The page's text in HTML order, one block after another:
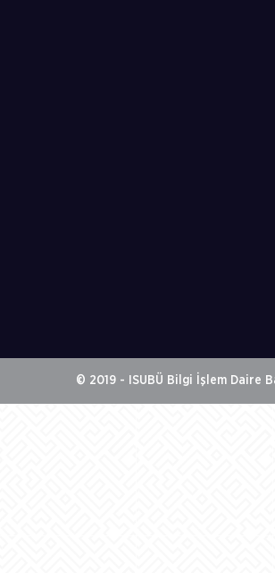
© 2019 - ISUBÜ Bilgi İşlem Daire